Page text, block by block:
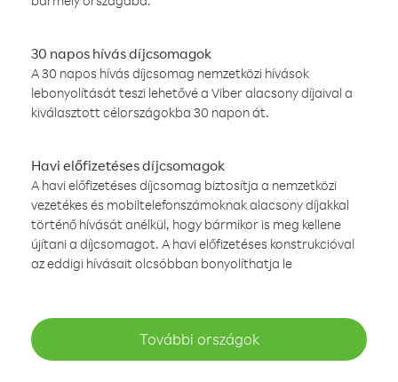
30 napos hívás díjcsomagok
A 30 napos hívás díjcsomag nemzetközi hívások
lebonyolítását teszi lehetővé a Viber alacsony díjaival a
kiválasztott célországokba 30 napon át.
Havi előfizetéses díjcsomagok
A havi előfizetéses díjcsomag biztosítja a nemzetközi
vezetékes és mobiltelefonszámoknak alacsony díjakkal
történő hívását anélkül, hogy bármikor is meg kellene
újítani a díjcsomagot. A havi előfizetéses konstrukcióval
az eddigi hívásait olcsóbban bonyolíthatja le
További országok